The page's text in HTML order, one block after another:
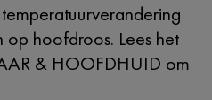
op hoofdroos. Lees het
& HOOFDHUID om